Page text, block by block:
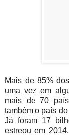
Mais de 85%
uma vez em
mais de 70
também o país
Já foram 17
estreou em